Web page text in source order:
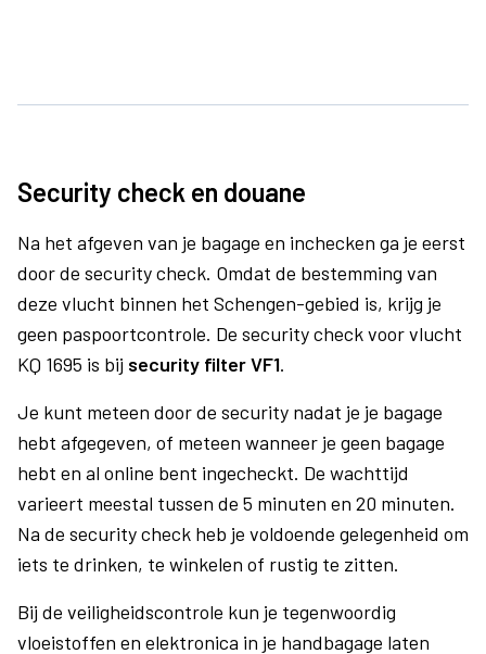
Security check en douane
Na het afgeven van je bagage en inchecken ga je eerst
door de security check. Omdat de bestemming van
deze vlucht binnen het Schengen-gebied is, krijg je
geen paspoortcontrole. De security check voor vlucht
KQ 1695 is bij security filter VF1.
Je kunt meteen door de security nadat je je bagage
hebt afgegeven, of meteen wanneer je geen bagage
hebt en al online bent ingecheckt. De wachttijd
varieert meestal tussen de 5 minuten en 20 minuten.
Na de security check heb je voldoende gelegenheid om
iets te drinken, te winkelen of rustig te zitten.
Bij de veiligheidscontrole kun je tegenwoordig
vloeistoffen en elektronica in je handbagage laten